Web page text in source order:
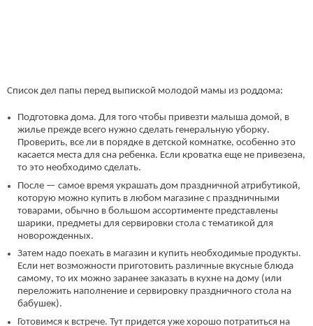
Список дел папы перед выпиской молодой мамы из роддома:
Подготовка дома. Для того чтобы привезти малыша домой, в
жилье прежде всего нужно сделать генеральную уборку.
Проверить, все ли в порядке в детской комнатке, особенно это
касается места для сна ребенка. Если кроватка еще не привезена,
то это необходимо сделать.
После — самое время украшать дом праздничной атрибутикой,
которую можно купить в любом магазине с праздничными
товарами, обычно в большом ассортименте представлены
шарики, предметы для сервировки стола с тематикой для
новорожденных.
Затем надо поехать в магазин и купить необходимые продукты.
Если нет возможности приготовить различные вкусные блюда
самому, то их можно заранее заказать в кухне на дому (или
переложить наполнение и сервировку праздничного стола на
бабушек).
Готовимся к встрече. Тут придется уже хорошо потратиться на